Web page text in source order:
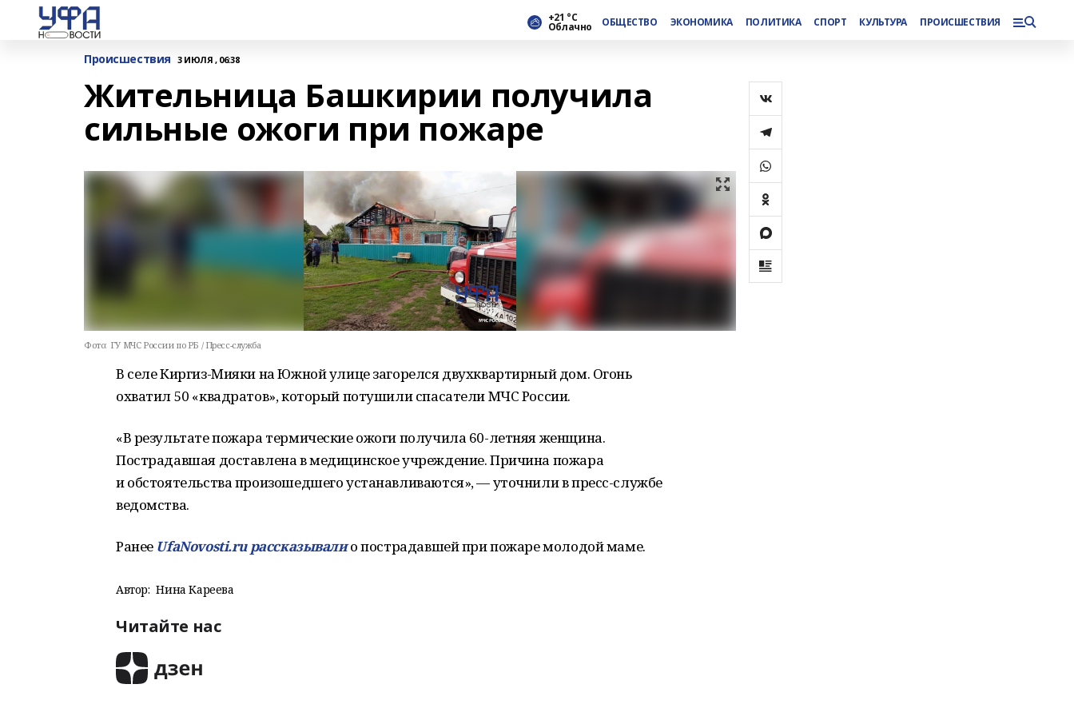
+21 °С
Облачно ОБЩЕСТВО ЭКОНОМИКА ПОЛИТИКА СПОРТ КУЛЬТУРА ПРОИСШЕСТВИЯ
Происшествия 3 ИЮЛЯ , 06:38
Жительница Башкирии получила
сильные ожоги при пожаре
Фото: ГУ МЧС России по РБ / Пресс-служба
В селе Киргиз-Мияки на Южной улице загорелся двухквартирный дом. Огонь
охватил 50 «квадратов», который потушили спасатели МЧС России.
«В результате пожара термические ожоги получила 60-летняя женщина.
Пострадавшая доставлена в медицинское учреждение. Причина пожара
и обстоятельства произошедшего устанавливаются», — уточнили в пресс-службе
ведомства.
Ранее UfaNovosti.ru рассказывалио пострадавшей при пожаре молодой маме.
Автор: Нина Кареева
Читайте нас